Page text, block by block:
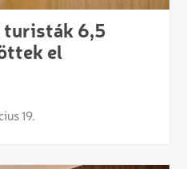
turisták 6,5
el
19.